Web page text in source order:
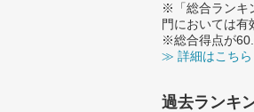
※「総合ランキ
門においては有
※総合得点が
≫ 詳細はこちら
過去ランキ